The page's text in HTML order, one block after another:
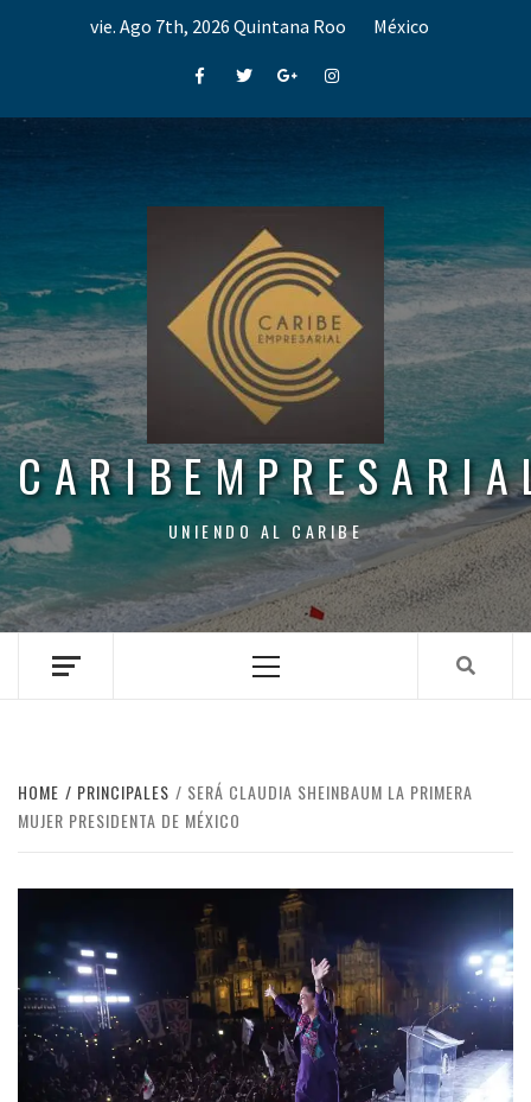
vie. Ago 7th, 2026 Quintana Roo México
FacebookTwitterGoogle+Instagram
UNIENDO AL CARIBE
Menu
HOME PRINCIPALES
SERÁ CLAUDIA SHEINBAUM LA PRIMERA
MUJER PRESIDENTA DE MÉXICO